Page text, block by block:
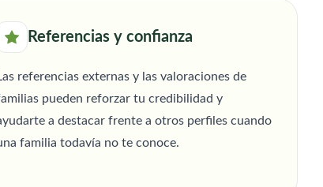
Referencias y confianza
referencias externas y las valoraciones de
pueden reforzar tu credibilidad y
a destacar frente a otros perfiles cuando
familia todavía no te conoce.